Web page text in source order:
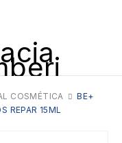
COSMÉTICA
BE+
REPAR 15ML